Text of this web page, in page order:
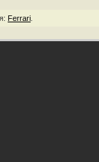
Ferrari